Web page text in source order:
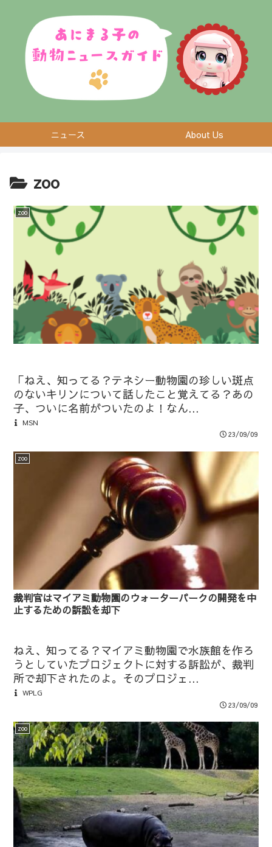
ニュース About Us
zoo
zoo
「ねえ、知ってる？テネシー動物園の珍しい斑点
のないキリンについて話したこと覚えてる？あの
子、ついに名前がついたのよ！なん...
MSN
23/09/09
zoo
裁判官はマイアミ動物園のウォーターパークの開発を中
止するための訴訟を却下
ねえ、知ってる？マイアミ動物園で水族館を作ろ
うとしていたプロジェクトに対する訴訟が、裁判
所で却下されたのよ。そのプロジェ...
WPLG
23/09/09
zoo